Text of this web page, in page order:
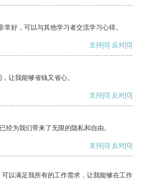
常好，可以与其他学习者交流学习心得。
支持[0] 反对[0]
让我能够省钱又省心。
支持[0] 反对[0]
经为我们带来了无限的隐私和自由。
支持[0] 反对[0]
以满足我所有的工作需求，让我能够在工作